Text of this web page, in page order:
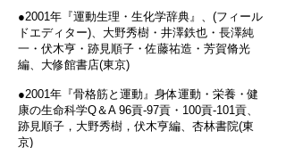
●2001年『運動生理・生化学辞典』、(フィール
ドエディター)、大野秀樹・井澤鉄也・長澤純
一・伏木亨・跡見順子・佐藤祐造・芳賀脩光
編、大修館書店(東京)
●2001年『骨格筋と運動』身体運動・栄養・健
康の生命科学Q＆A 96貢‐97貢・100貢‐101貢、
跡見順子，大野秀樹，伏木亨編、杏林書院(東
京)